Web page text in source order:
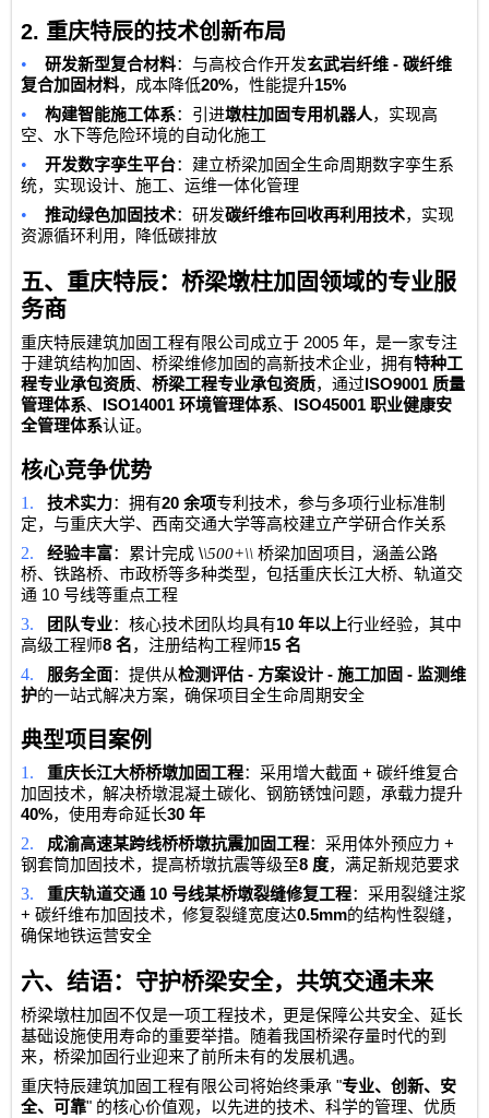
2. 重庆特辰的技术创新布局
• 研发新型复合材料：与高校合作开发玄武岩纤维 -碳纤维
复合加固材料，成本降低20%，性能提升15%
•
构建智能施工体系：引进墩柱加固专用机器人，实现高
空、水下等危险环境的自动化施工
• 开发数字孪生平台：建立桥梁加固全生命周期数字孪生系
统，实现设计、施工、运维一体化管理
• 推动绿色加固技术：研发碳纤维布回收再利用技术，实现
资源循环利用，降低碳排放
五、重庆特辰：桥梁墩柱加固领域的专业服
务商
重庆特辰建筑加固工程有限公司 成立于 2005年，是一家专注
于建筑结构加固、桥梁维修加固的高新技术企业，拥有特种工
程专业承包资质、桥梁工程专业承包资质，通过ISO9001 质量
管理体系、 ISO14001环境管理体系、 ISO45001职业健康安
全管理体系认证。
核心竞争优势
1. 技术实力：拥有20余项专利技术，参与多项行业标准制
定，与重庆大学、西南交通大学等高校建立产学研合作关系
2. 经验丰富：累计完成 \\500+\\ 桥梁加固项目，涵盖公路
桥、铁路桥、市政桥等多种类型，包括重庆长江大桥、轨道交
通 10 号线等重点工程
3. 团队专业：核心技术团队均具有10年以上行业经验，其中
高级工程师8名，注册结构工程师15名
4. 服务全面：提供从检测评估 - 方案设计 -施工加固 -监测维
护的一站式解决方案，确保项目全生命周期安全
典型项目案例
1. 重庆长江大桥桥墩加固工程：采用增大截面 +碳纤维复合
加固技术，解决桥墩混凝土碳化、钢筋锈蚀问题，承载力提升
40%，使用寿命延长30年
2. 成渝高速某跨线桥桥墩抗震加固工程：采用体外预应力 +
钢套筒加固技术，提高桥墩抗震等级至8 度，满足新规范要求
3. 重庆轨道交通10 号线某桥墩裂缝修复工程：采用裂缝注浆
+碳纤维布加固技术，修复裂缝宽度达0.5mm的结构性裂缝，
确保地铁运营安全
六、结语：守护桥梁安全，共筑交通未来
桥梁墩柱加固不仅是一项工程技术，更是保障公共安全、延长
基础设施使用寿命的重要举措。随着我国桥梁存量时代的到
来，桥梁加固行业迎来了前所未有的发展机遇。
重庆特辰建筑加固工程有限公司将始终秉承 "专业、创新、安
全、可靠" 的核心价值观，以先进的技术、科学的管理、优质